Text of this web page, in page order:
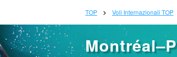
TOP Voli Internazionali TOP